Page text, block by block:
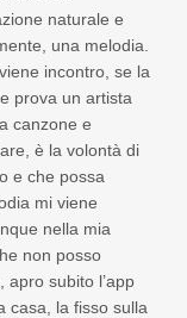
naturale e
una melodia.
incontro, se la
prova un artista
canzone e
è la volontà di
e che possa
mi viene
nella mia
non posso
apro subito l’app
casa, la fisso sulla